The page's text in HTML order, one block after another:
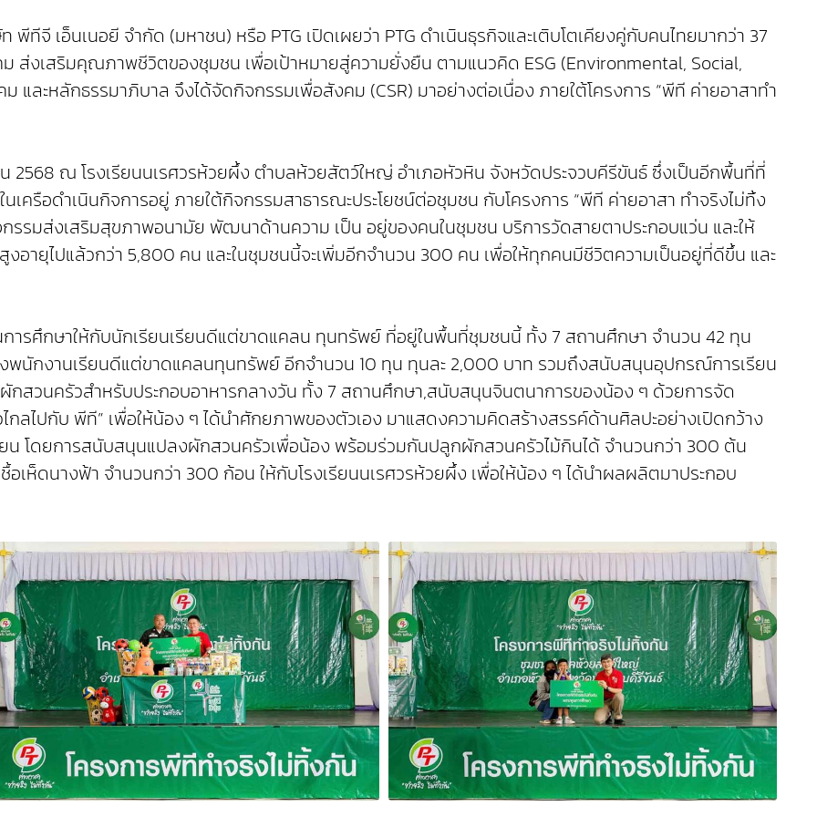
จี เอ็นเนอยี จำกัด (มหาชน) หรือ PTG เปิดเผยว่า PTG ดำเนินธุรกิจและเติบโตเคียงคู่กับคนไทยมากว่า 37
ส่งเสริมคุณภาพชีวิตของชุมชน เพื่อเป้าหมายสู่ความยั่งยืน ตามแนวคิด ESG (Environmental, Social,
ละหลักธรรมาภิบาล จึงได้จัดกิจกรรมเพื่อสังคม (CSR) มาอย่างต่อเนื่อง ภายใต้โครงการ “พีที ค่ายอาสาทำ
2568 ณ โรงเรียนนเรศวรห้วยผึ้ง ตำบลห้วยสัตว์ใหญ่ อำเภอหัวหิน จังหวัดประจวบคีรีขันธ์ ซึ่งเป็นอีกพื้นที่ที่
ครือดำเนินกิจการอยู่ ภายใต้กิจกรรมสาธารณะประโยชน์ต่อชุมชน กับโครงการ “พีที ค่ายอาสา ทำจริงไม่ทิ้ง
รรมส่งเสริมสุขภาพอนามัย พัฒนาด้านความ เป็น อยู่ของคนในชุมชน บริการวัดสายตาประกอบแว่น และให้
อายุไปแล้วกว่า 5,800 คน และในชุมชนนี้จะเพิ่มอีกจำนวน 300 คน เพื่อให้ทุกคนมีชีวิตความเป็นอยู่ที่ดีขึ้น และ
ศึกษาให้กับนักเรียนเรียนดีแต่ขาดแคลน ทุนทรัพย์ ที่อยู่ในพื้นที่ชุมชนนี้ ทั้ง 7 สถานศึกษา จำนวน 42 ทุน
นักงานเรียนดีแต่ขาดแคลนทุนทรัพย์ อีกจำนวน 10 ทุน ทุนละ 2,000 บาท รวมถึงสนับสนุนอุปกรณ์การเรียน
วนครัวสำหรับประกอบอาหารกลางวัน ทั้ง 7 สถานศึกษา,สนับสนุนจินตนาการของน้อง ๆ ด้วยการจัด
กลไปกับ พีที” เพื่อให้น้อง ๆ ได้นำศักยภาพของตัวเอง มาแสดงความคิดสร้างสรรค์ด้านศิลปะอย่างเปิดกว้าง
โดยการสนับสนุนแปลงผักสวนครัวเพื่อน้อง พร้อมร่วมกันปลูกผักสวนครัวไม้กินได้ จำนวนกว่า 300 ต้น
อเห็ดนางฟ้า จำนวนกว่า 300 ก้อน ให้กับโรงเรียนนเรศวรห้วยผึ้ง เพื่อให้น้อง ๆ ได้นำผลผลิตมาประกอบ